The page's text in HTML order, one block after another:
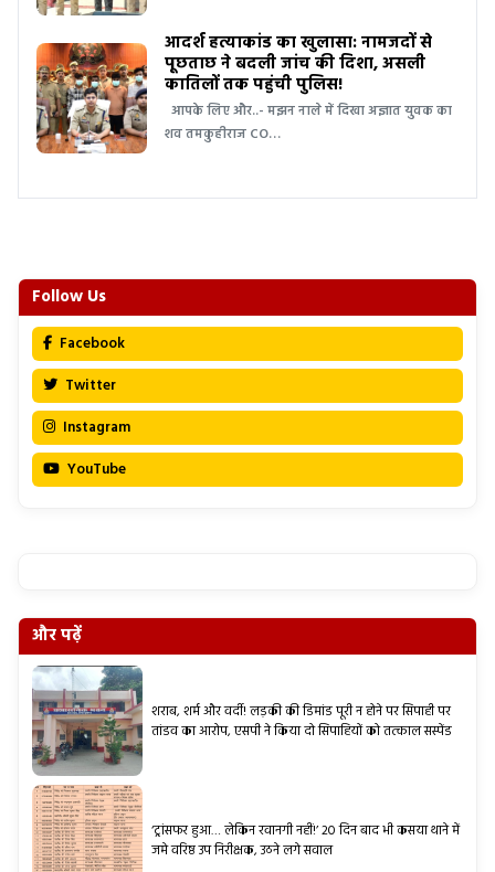
आदर्श हत्याकांड का खुलासा: नामजदों से
पूछताछ ने बदली जांच की दिशा, असली
कातिलों तक पहुंची पुलिस!
आपके लिए और..- मझन नाले में दिखा अज्ञात युवक का
शव तमकुहीराज CO…
Follow Us
Facebook
Twitter
Instagram
YouTube
और पढ़ें
शराब, शर्म और वर्दी! लड़की की डिमांड पूरी न होने पर सिपाही पर
तांडव का आरोप, एसपी ने किया दो सिपाहियों को तत्काल सस्पेंड
‘ट्रांसफर हुआ… लेकिन रवानगी नहीं!’ 20 दिन बाद भी कसया थाने में
जमे वरिष्ठ उप निरीक्षक, उठने लगे सवाल